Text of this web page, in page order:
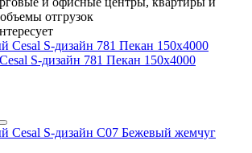
отгрузок
S-дизайн 781 Пекан 150х4000